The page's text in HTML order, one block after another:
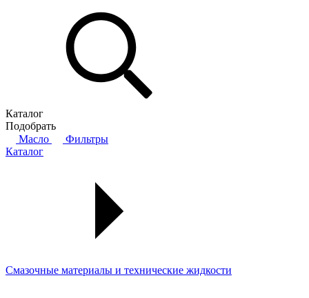
Каталог
Подобрать
Масло
Фильтры
Каталог
Смазочные материалы и технические жидкости